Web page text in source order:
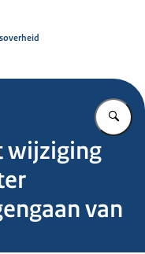
wijziging
van